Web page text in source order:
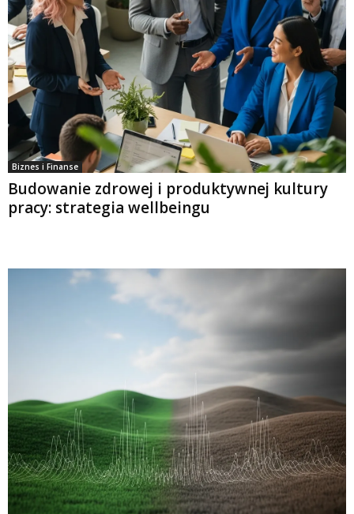
Biznes i Finanse
Budowanie zdrowej i produktywnej kultury
pracy: strategia wellbeingu